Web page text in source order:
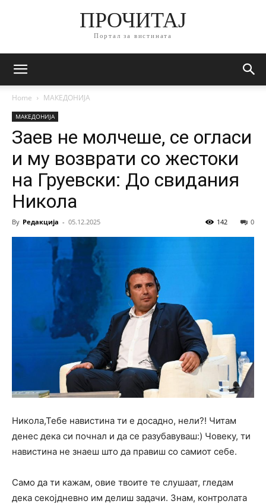
ПРОЧИТАЈ
Портал за вистината
Home МАКЕДОНИЈА
МАКЕДОНИЈА
Заев не молчеше, се огласи
и му возврати со жестоки
на Груевски: До свидания
Никола
By Редакција - 05.12.2025 0
142
Никола,Тебе навистина ти е досадно, нели?! Читам
денес дека си почнал и да се разубавуваш:) Човеку, ти
навистина не знаеш што да правиш со самиот себе.
Само да ти кажам, овие твоите те слушаат, гледам
дека секојдневно им делиш задачи. Знам, контролата